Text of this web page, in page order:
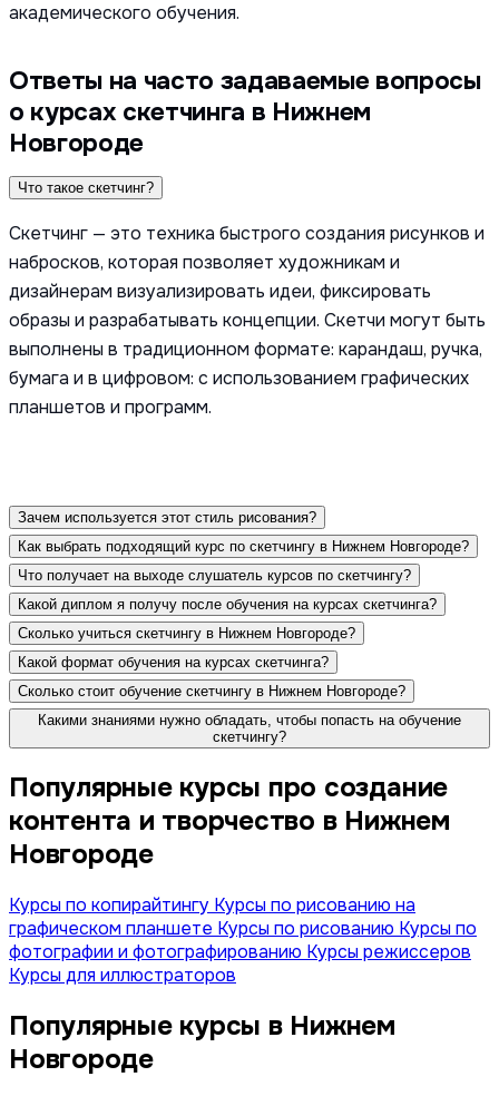
академического обучения.
Ответы на часто задаваемые вопросы
о курсах скетчинга в Нижнем
Новгороде
Что такое скетчинг?
Скетчинг — это техника быстрого создания рисунков и
набросков, которая позволяет художникам и
дизайнерам визуализировать идеи, фиксировать
образы и разрабатывать концепции. Скетчи могут быть
выполнены в традиционном формате: карандаш, ручка,
бумага и в цифровом: с использованием графических
планшетов и программ.
Зачем используется этот стиль рисования?
Как выбрать подходящий курс по скетчингу в Нижнем Новгороде?
Что получает на выходе слушатель курсов по скетчингу?
Какой диплом я получу после обучения на курсах скетчинга?
Сколько учиться скетчингу в Нижнем Новгороде?
Какой формат обучения на курсах скетчинга?
Сколько стоит обучение скетчингу в Нижнем Новгороде?
Какими знаниями нужно обладать, чтобы попасть на обучение
скетчингу?
Популярные курсы про создание
контента и творчество в Нижнем
Новгороде
Курсы по копирайтингу Курсы по рисованию на
графическом планшете Курсы по рисованию Курсы по
фотографии и фотографированию Курсы режиссеров
Курсы для иллюстраторов
Популярные курсы в Нижнем
Новгороде